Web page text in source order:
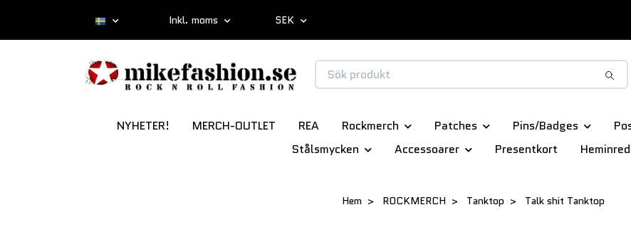
Inkl. moms SEK
NYHETER! MERCH-OUTLET REA Rockmerch Patches Pins/Badges
Stålsmycken
Accessoarer Presentkort
Hem ROCKMERCH Tanktop Talk shit Tanktop